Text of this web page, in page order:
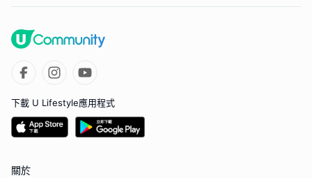
下載 U Lifestyle應用程式
關於